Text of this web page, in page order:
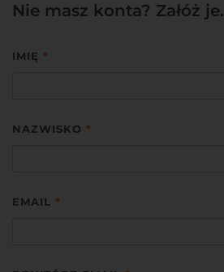
Nie masz konta? Załóż je.
IMIĘ *
NAZWISKO *
EMAIL *